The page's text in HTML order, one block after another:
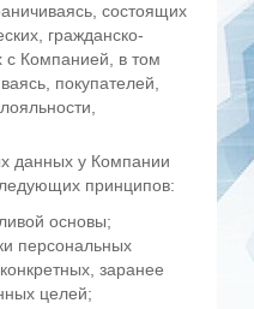
состоящих
гражданско-
с Компанией, в том
покупателей,
данных у Компании
принципов:
основы;
персональных
заранее
целей;